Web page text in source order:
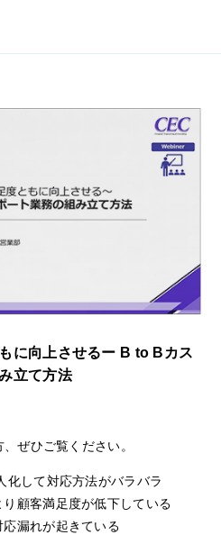
に向上させるー B to Bカス
立て方法
ぜひご覧ください。
化して対応方法がバラバラ
顧客満足度が低下している
漏れが起きている